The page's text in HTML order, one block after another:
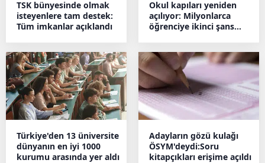
TSK bünyesinde olmak
isteyenlere tam destek:
Tüm imkanlar açıklandı
Okul kapıları yeniden
açılıyor: Milyonlarca
öğrenciye ikinci şans
Türkiye'den 13 üniversite
dünyanın en iyi 1000
kurumu arasında yer aldı
Adayların gözü kulağı
ÖSYM'deydi:Soru
kitapçıkları erişime açıldı